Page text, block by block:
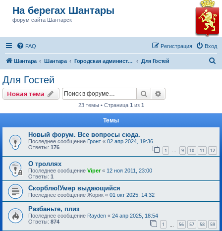
На берегах Шантары
форум сайта Шантарск
FAQ Вход
Регистрация
Шантара Шантара Городская администрация Шантарска Для Гостей
Для Гостей
Новая тема Поиск
23 темы • Страница 1 из 1
Темы
Новый форум. Все вопросы сюда.
Последнее сообщение Гронт « 02 апр 2024, 19:36
Ответы: 176 1 … 9 10 11 12
О троллях
Последнее сообщение Viper« 12 ноя 2011, 23:00
Ответы: 1
Скорблю!Умер выдающийся
Последнее сообщение Жорик « 01 окт 2025, 14:32
Разбаньте, плиз
Последнее сообщение Rayden « 24 апр 2025, 18:54
Ответы: 874 1 56 57 58 59